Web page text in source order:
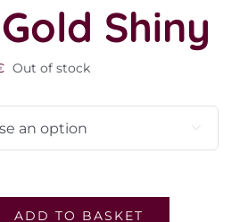
Shiny
Out of stock

ADD TO BASKET